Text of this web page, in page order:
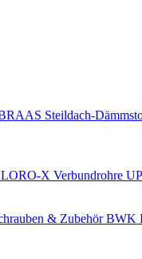
Steildach-
LORO-X Verbundrohre
& ZubehörBWK